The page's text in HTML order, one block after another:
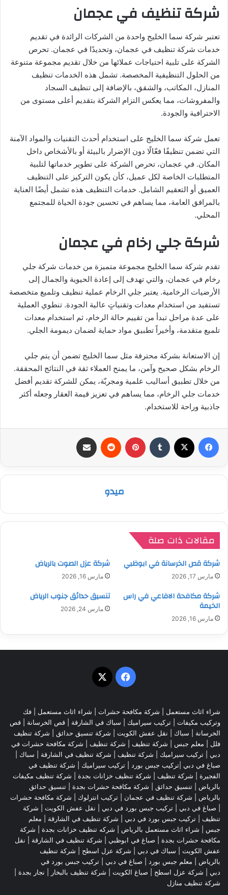
شركة تنظيف في عجمان
تعتبر شركة سما الخليج واحدة من الشركات الرائدة في تقديم
خدمات شركة تنظيف في عجمان، وتحديدًا في عجمان. تحرص
الشركة على تلبية احتياجات عملائها من خلال تقديم مجموعة متنوعة
من الحلول التنظيفية المخصصة. تشمل هذه الخدمات تنظيف
المنازل، المكاتب، والشقق، بالإضافة إلى تنظيف السجاد
والمفروشات، مما يعكس التزام الشركة بتقديم أعلى مستوى من
الاحترافية والجودة.
تعمل شركة سما الخليج على استخدام أحدث التقنيات والمواد الآمنة
التي تضمن تنظيفًا فعّالًا دون الإضرار بالبيئة أو بالأشخاص داخل
المكان. في عجمان، تحرص الشركة على تطوير خدماتها لتلبية
المتطلبات الخاصة لكل عميل، كأن يكون التركيز على التنظيف
العميق أو التعقيم الشامل. خدمات التنظيف هذه تشمل أيضًا العناية
بالمرافق العامة، مما يساهم في تحسين جودة الحياة للمجتمع
المحلي.
شركة جلي رخام في عجمان
تقدم شركة سما الخليج مجموعة متميزة من خدمات شركة جلي
رخام في عجمان، والتي تهدف إلى إعادة الحيوية والجمال إلى
الأرضيات الرخامية. يعتبر جلي الرخام عملية تنظيف وتلميع متخصصة
تستفيد من استخدام معدات وتقنياتٍ عالية الجودة. تنطوي العملية
على عدة مراحل تبدأ من تقييم حالة الرخام، ثم استخدام معدات
تلميع متقدمة، وأخيراً تطبيق مواد حماية لضمان ديمومة الجلي.
إن الاستعانة بشركة محترفة مثل سما الخليج تضمن أن يتم جلي
الرخام بشكل صحيح وآمن، ما يمنح العملاء ثقة في النتائج المحققة.
من خلال تطبيق أساليب علمية ومجربّة، يمكن للشركة تقديم أفضل
خدمات جلي الرخام، مما يساهم في تعزيز قيمة العقار وجعله أكثر
جاذبية وراحة للاستخدام.
فيسبوك بينتيريست
ميدو
مقالات ذات صلة
شركة قص الخرسانة في ابوظبي
مارس 17, 2026
شركة عزل الصوت بالرياض
مارس 16, 2026
شركة مكافحة الافاعي في راس
الخيمة
مارس 16, 2026
تنسيق حدائق جنوب الرياض
مارس 24, 2026
فيسبوك
‫X
شراء اثاث مستعمل شركة مكافحة حشرات شراء اثاث مستعمل
فك
وتركيب مكيفات | تركيب سيراميك | سباك في الشارقة قص الخرسانة | قص
الخرسانة | سباك نقل عفش الكويت شركة تنسيق حدائق
شركة تنظيف
فلل
معلم جبس شركة تنظيف شركة تنظيف
شركة مكافحة حشرات في
دبي
تركيب سيراميك شركة تنظيف شركة تنظيف في الشارقة | سباك |
صباغ في دبي |تركيب جبس بورد | تركيب سيراميك
شركة تنظيف في
الفجيرة
شركة تنظيف شركة تنظيف خزانات بجدة
شركة تنظيف مكيفات
بالرياض
تنسيق حدائق شركة مكافحة حشرات بجدة
تنسيق حدائق
بالرياض
شركة تنظيف في عجمان | تركيب انترلوك | شركة مكافحة حشرات
صباغ في دبي تركيب جبس بورد في دبي نقل عفش الكويت
شركة
تنظيف
تركيب جبس بورد في دبي شركة تنظيف في الشارقة
معلم
جبس
شراء اثاث مستعمل بالرياض شركه تنظيف خزانات بجدة
شركة
مكافحة حشرات بجدة
صباغ في ابوظبي شركة تنظيف في الشارقة
نقل
عفش الكويت | سباك في دبي | شركة عزل اسطح
شركة تنظيف
بالرياض
معلم جبس بورد صباغ في دبي
تركيب جبس بورد في
دبي
شركة عزل اسطح صباغ الكويت شركة تنظيف بالبخار نجار بجدة
شركة تنظيف منازل